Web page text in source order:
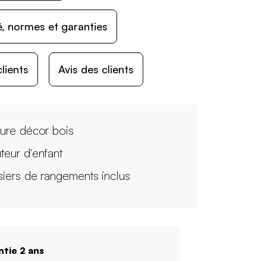
normes et garanties
Avis des clients
décor bois
d'enfant
de rangements inclus
2 ans